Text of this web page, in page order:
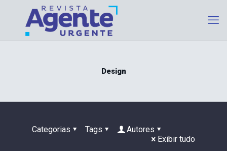
Design
Categorias Tags
Autores
Exibir tudo